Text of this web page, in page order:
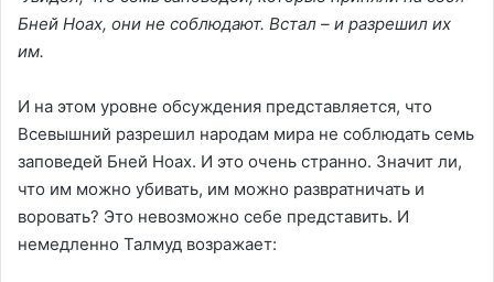
Бней Ноах, они не соблюдают. Встал – и разрешил их
им.
И на этом уровне обсуждения представляется, что
Всевышний разрешил народам мира не соблюдать семь
заповедей Бней Ноах. И это очень странно. Значит ли,
что им можно убивать, им можно развратничать и
воровать? Это невозможно себе представить. И
немедленно Талмуд возражает: